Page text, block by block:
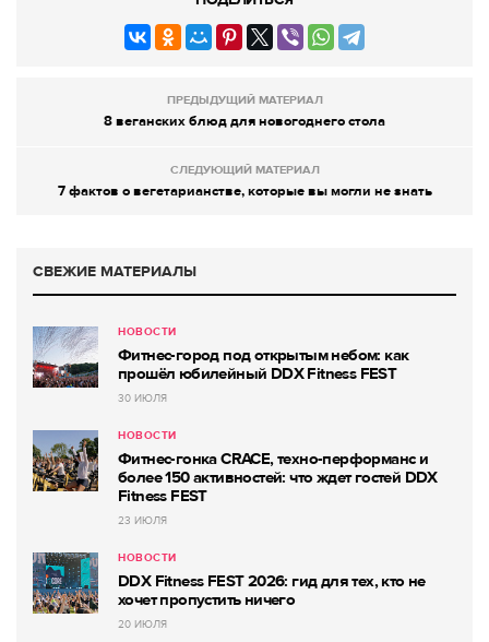
ПРЕДЫДУЩИЙ МАТЕРИАЛ
8 веганских блюд для новогоднего стола
СЛЕДУЮЩИЙ МАТЕРИАЛ
7 фактов о вегетарианстве, которые вы могли не знать
СВЕЖИЕ МАТЕРИАЛЫ
НОВОСТИ
Фитнес-город под открытым небом: как
прошёл юбилейный DDX Fitness FEST
30 ИЮЛЯ
НОВОСТИ
Фитнес-гонка CRACE, техно-перформанс и
более 150 активностей: что ждет гостей DDX
Fitness FEST
23 ИЮЛЯ
НОВОСТИ
DDX Fitness FEST 2026: гид для тех, кто не
хочет пропустить ничего
20 ИЮЛЯ